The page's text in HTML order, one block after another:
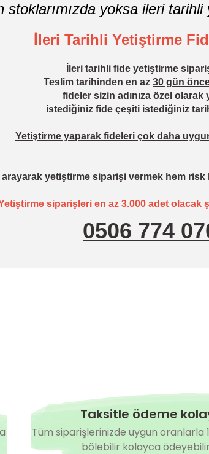
stoklarımızda yoksa ileri
İleri Tarihli Yetiştirme
İleri tarihli fide yetiştirme
Teslim tarihinden en az 30 gün
fideler sizin adınıza özel olarak
istediğiniz fide çeşiti istediğiniz
Yetiştirme yaparak fideleri çok daha
yetiştirme siparişi vermek hem risk
siparişleri en az 3.000 adet olacak
0506 774
Taksitle ödeme
Tüm siparişlerinizde uygun oranlarla
bölebilir kolayca